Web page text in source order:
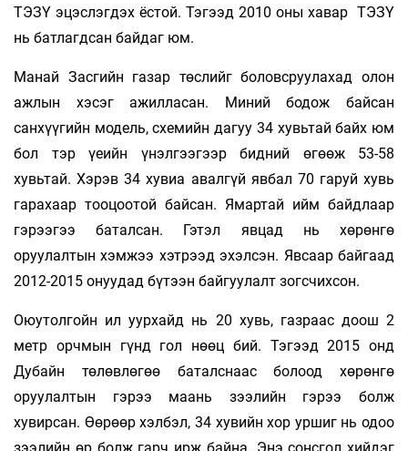
ТЭЗҮ эцэслэгдэх ёстой. Тэгээд 2010 оны хавар ТЭЗҮ
нь батлагдсан байдаг юм.
Манай Засгийн газар төслийг боловсруулахад олон
ажлын хэсэг ажилласан. Миний бодож байсан
санхүүгийн модель, схемийн дагуу 34 хувьтай байх юм
бол тэр үеийн үнэлгээгээр бидний өгөөж 53-58
хувьтай. Хэрэв 34 хувиа авалгүй явбал 70 гаруй хувь
гарахаар тооцоотой байсан. Ямартай ийм байдлаар
гэрээгээ баталсан. Гэтэл явцад нь хөрөнгө
оруулалтын хэмжээ хэтрээд эхэлсэн. Явсаар байгаад
2012-2015 онуудад бүтээн байгуулалт зогсчихсон.
Оюутолгойн ил уурхайд нь 20 хувь, газраас доош 2
метр орчмын гүнд гол нөөц бий. Тэгээд 2015 онд
Дубайн төлөвлөгөө баталснаас болоод хөрөнгө
оруулалтын гэрээ маань зээлийн гэрээ болж
хувирсан. Өөрөөр хэлбэл, 34 хувийн хор уршиг нь одоо